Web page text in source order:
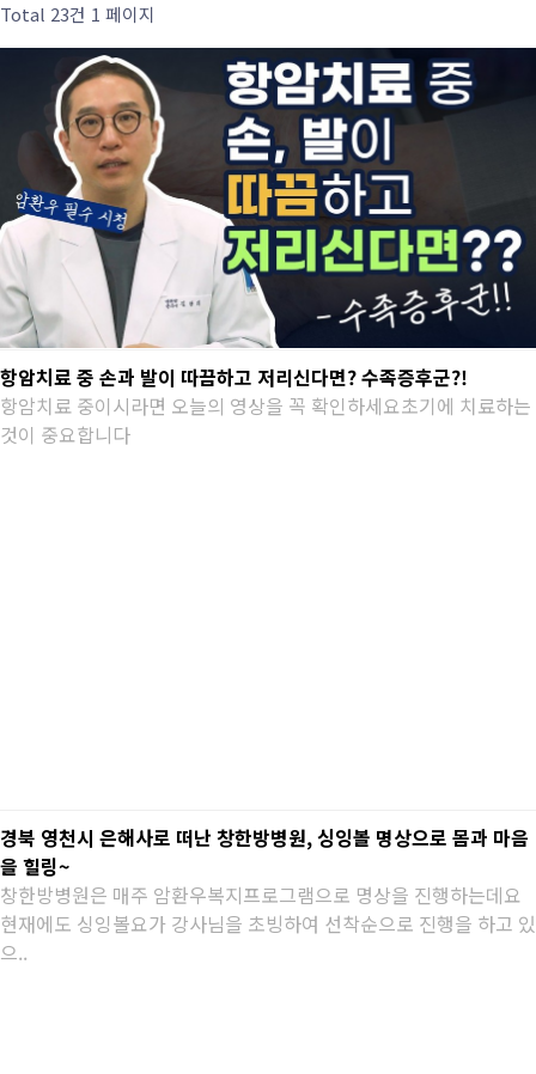
Total 23건 1 페이지
항암치료 중 손과 발이 따끔하고 저리신다면? 수족증후군?!
항암치료 중이시라면 오늘의 영상을 꼭 확인하세요초기에 치료하는
것이 중요합니다
경북 영천시 은해사로 떠난 창한방병원, 싱잉볼 명상으로 몸과 마음
을 힐링~
창한방병원은 매주 암환우복지프로그램으로 명상을 진행하는데요
현재에도 싱잉볼요가 강사님을 초빙하여 선착순으로 진행을 하고 있
으..